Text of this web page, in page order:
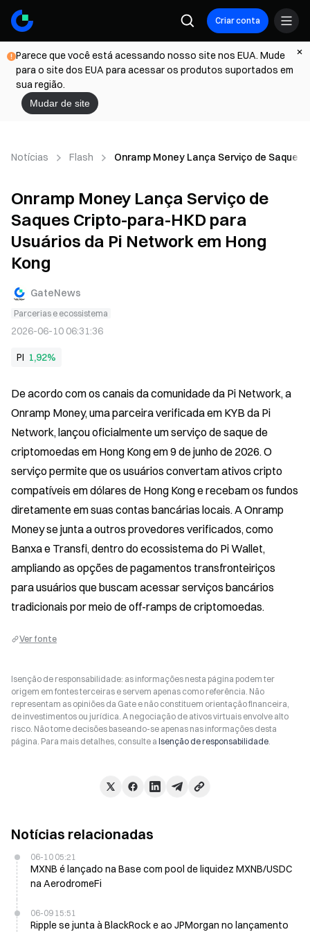
Criar conta
Parece que você está acessando nosso site nos EUA. Mude
para o site dos EUA para acessar os produtos suportados em
sua região.
Mudar de site
Notícias Flash Onramp Money Lança Serviço de
Onramp Money Lança Serviço de
Saques Cripto-para-HKD para
Usuários da Pi Network em Hong
Kong
GateNews
Parcerias e ecossistema
2026-06-10 06:31:36
PI 1,92%
De acordo com os canais da comunidade da Pi Network, a
Onramp Money, uma parceira verificada em KYB da Pi
Network, lançou oficialmente um serviço de saque de
criptomoedas em Hong Kong em 9 de junho de 2026. O
serviço permite que os usuários convertam ativos cripto
compatíveis em dólares de Hong Kong e recebam os fundos
diretamente em suas contas bancárias locais. A Onramp
Money se junta a outros provedores verificados, como
Banxa e Transfi, dentro do ecossistema do Pi Wallet,
ampliando as opções de pagamentos transfronteiriços
para usuários que buscam acessar serviços bancários
tradicionais por meio de off-ramps de criptomoedas.
Ver fonte
Isenção de responsabilidade: as informações nesta página podem ter
origem em fontes terceiras e servem apenas como referência. Não
representam as opiniões da Gate e não constituem orientação financeira,
de investimentos ou jurídica. A negociação de ativos virtuais envolve alto
risco. Não tome decisões baseando-se apenas nas informações desta
página. Para mais detalhes, consulte a Isenção de responsabilidade.
Notícias relacionadas
06-10 05:21
MXNB é lançado na Base com pool de liquidez MXNB/USDC
na AerodromeFi
06-09 15:51
Ripple se junta à BlackRock e ao JPMorgan no lançamento